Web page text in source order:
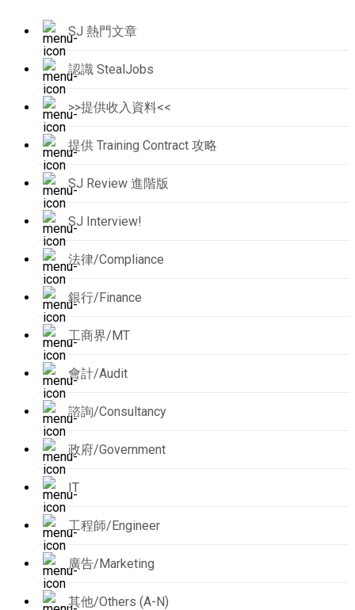
SJ 熱門文章
認識 StealJobs
>>提供收入資料<<
提供 Training Contract 攻略
SJ Review 進階版
SJ Interview!
法律/Compliance
銀行/Finance
工商界/MT
會計/Audit
諮詢/Consultancy
政府/Government
IT
工程師/Engineer
廣告/Marketing
其他/Others (A-N)